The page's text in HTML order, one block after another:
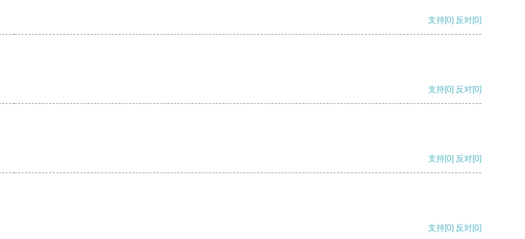
支持[0] 反对[0]
支持[0] 反对[0]
支持[0] 反对[0]
支持[0] 反对[0]